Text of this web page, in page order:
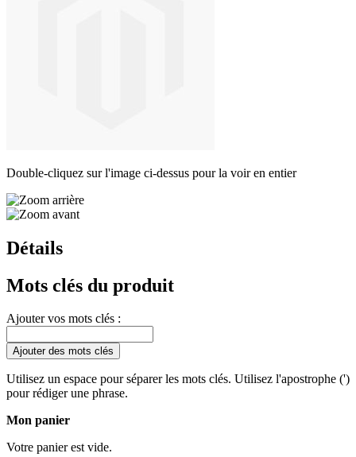
Double-cliquez sur l'image ci-dessus pour la voir en entier
Détails
Mots clés du produit
Ajouter vos mots clés :
Ajouter des mots clés
Utilisez un espace pour séparer les mots clés. Utilisez l'apostrophe (')
pour rédiger une phrase.
Mon panier
Votre panier est vide.